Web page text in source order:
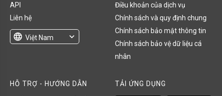
API
Liên hệ
language Việt Nam
expand_more
Điều khoản của dịch vụ
Chính sách và quy định chung
Chính sách bảo mật thông tin
Chính sách bảo vệ dữ liệu cá
nhân
HỖ TRỢ - HƯỚNG DẪN TẢI ỨNG DỤNG